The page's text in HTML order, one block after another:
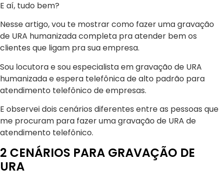
E aí, tudo bem?
Nesse artigo, vou te mostrar como fazer uma gravação
de URA humanizada completa pra atender bem os
clientes que ligam pra sua empresa.
Sou locutora e sou especialista em gravação de URA
humanizada e espera telefônica de alto padrão para
atendimento telefônico de empresas.
E observei dois cenários diferentes entre as pessoas que
me procuram para fazer uma gravação de URA de
atendimento telefônico.
2 CENÁRIOS PARA GRAVAÇÃO DE
URA